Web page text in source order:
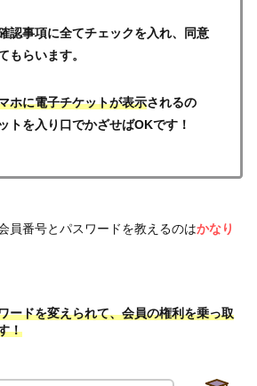
認事項に全てチェックを入れ、同意
もらいます。
ホに電子チケットが表示されるの
トを入り口でかざせばOKです！
員番号とパスワードを教えるのはかなり
ードを変えられて、会員の権利を乗っ取
！